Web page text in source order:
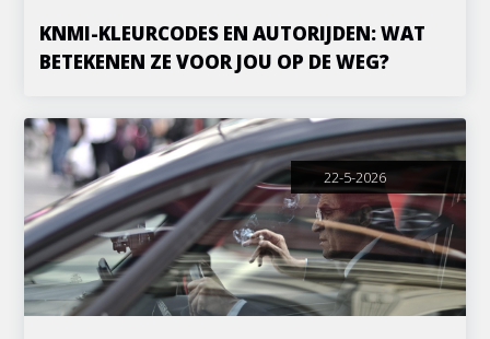
KNMI-KLEURCODES EN AUTORIJDEN: WAT
BETEKENEN ZE VOOR JOU OP DE WEG?
22-5-2026